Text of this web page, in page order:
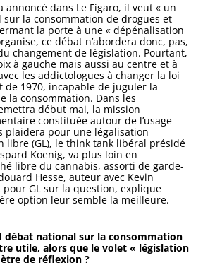
annoncé dans Le Figaro, il veut « un
la consommation de drogues et
la porte à une « dépénalisation
ce débat n’abordera donc, pas,
changement de législation. Pourtant,
à gauche mais aussi au centre et à
les addictologues à changer la loi
1970, incapable de juguler la
la consommation. Dans les
début mai, la mission
constituée autour de l’usage
plaidera pour une légalisation
libre (GL), le think tank libéral présidé
Koenig, va plus loin en
libre du cannabis, assorti de garde-
Hesse, auteur avec Kevin
pour GL sur la question, explique
option leur semble la meilleure.
débat national sur la consommation
utile, alors que le volet « législation
de réflexion ?